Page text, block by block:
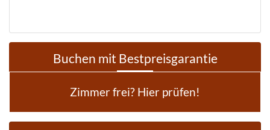
Buchen mit Bestpreisgarantie
Zimmer frei? Hier prüfen!